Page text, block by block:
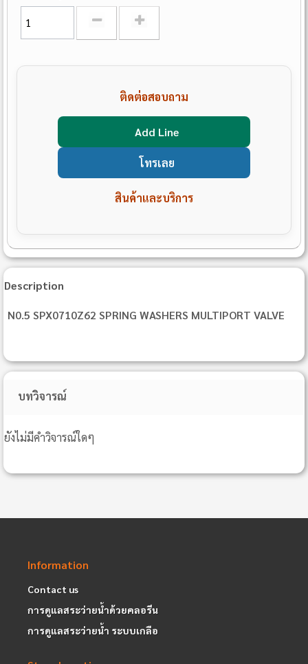
ติดต่อสอบถาม
Add Line
โทรเลย
สินค้าและบริการ
Description
N0.5 SPX0710Z62 SPRING WASHERS MULTIPORT VALVE
บทวิจารณ์
ยังไม่มีคำวิจารณ์ใดๆ
Information
Contact us
การดูแลสระว่ายน้ำด้วยคลอรีน
การดูแลสระว่ายน้ำ ระบบเกลือ